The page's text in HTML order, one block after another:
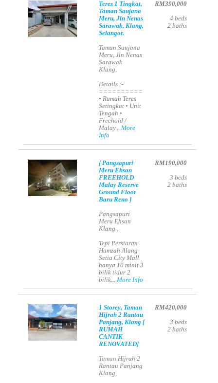
Teres 1 Tingkat,
Taman Saujana
Meru, Jln Nenas
Sarawak, Klang,
Selangor.
Taman Saujana
Meru, Jln Nenas
Sarawak
Klang,
Details :-
==========
• Rumah Teres
Setingkat • Unit
Tengah •
Freehold /
Malay...More
Info
RM390,000
4 beds
2 baths
[ Pangsapuri
Meru Ehsan
FREEHOLD
Malay Reserve
Ground Floor
Baru Reno ]
Pangsapuri
Meru Ehsan
Klang ,
Tepi Persiaran
Hamzah Alang
Setia City Mall
hanya 10 minit 3
bilik tidur 2
bilik...More Info
RM190,000
3 beds
2 baths
1 Storey, Taman
Hijrah 2 Rantau
Panjang, Klang [
RUMAH
CANTIK
RENOVATED]
Taman Hijrah 2
Rantau Panjang
Klang,
RM420,000
3 beds
2 baths